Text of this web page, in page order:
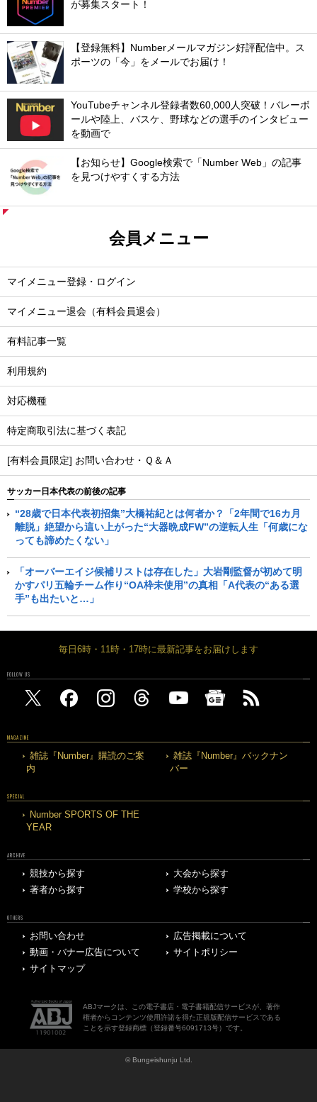
が募集スタート！
【登録無料】Numberメールマガジン好評配信中。ス
ポーツの「今」をメールでお届け！
YouTubeチャンネル登録者数60,000人突破！バレーボ
ールや陸上、バスケ、野球などの選手のインタビュー
を動画で
【お知らせ】Google検索で「Number Web」の記事
を見つけやすくする方法
会員メニュー
マイメニュー登録・ログイン
マイメニュー退会（有料会員退会）
有料記事一覧
利用規約
対応機種
特定商取引法に基づく表記
[有料会員限定] お問い合わせ・Ｑ＆Ａ
サッカー日本代表の前後の記事
“28歳で日本代表初招集”大橋祐紀とは何者か？「2年間で16カ月
離脱」絶望から這い上がった“大器晩成FW”の逆転人生「何歳にな
っても諦めたくない」
「オーバーエイジ候補リストは存在した」大岩剛監督が初めて明
かすパリ五輪チーム作り“OA枠未使用”の真相「A代表の“ある選
手”も出たいと…」
毎日6時・11時・17時に最新記事をお届けします
FOLLOW US
MAGAZINE
雑誌『Number』購読のご案
内
雑誌『Number』バックナン
バー
SPECIAL
Number SPORTS OF THE
YEAR
ARCHIVE
競技から探す
大会から探す
著者から探す
学校から探す
OTHERS
お問い合わせ
広告掲載について
動画・バナー広告について
サイトポリシー
サイトマップ
ABJマークは、この電子書店・電子書籍配信サービスが、著作
権者からコンテンツ使用許諾を得た正規版配信サービスである
ことを示す登録商標（登録番号6091713号）です。
© Bungeishunju Ltd.